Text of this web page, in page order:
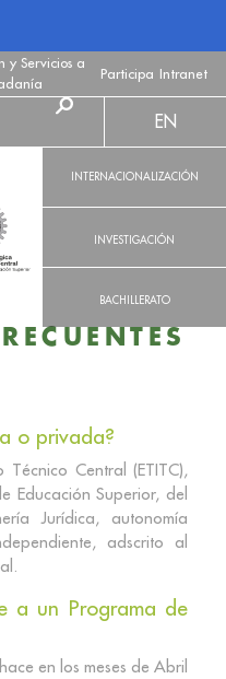
y Servicios a
Participa Intranet
EN
INTERNACIONALIZACIÓN
INVESTIGACIÓN
BACHILLERATO
o privada?
Técnico Central (ETITC),
Educación Superior, del
Jurídica, autonomía
adscrito al
a un Programa de
en los meses de Abril